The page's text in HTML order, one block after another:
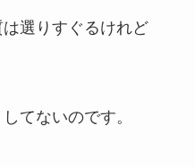
選りすぐるけれど
てないのです。